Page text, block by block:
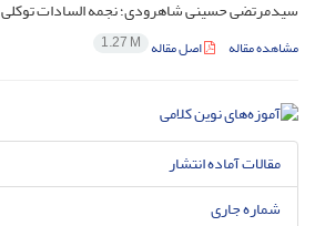
سیدمرتضی حسینی شاهرودی؛ نجمه السادات توکلی
مشاهده مقاله اصل مقاله 1.27 M
مقالات آماده انتشار
شماره جاری